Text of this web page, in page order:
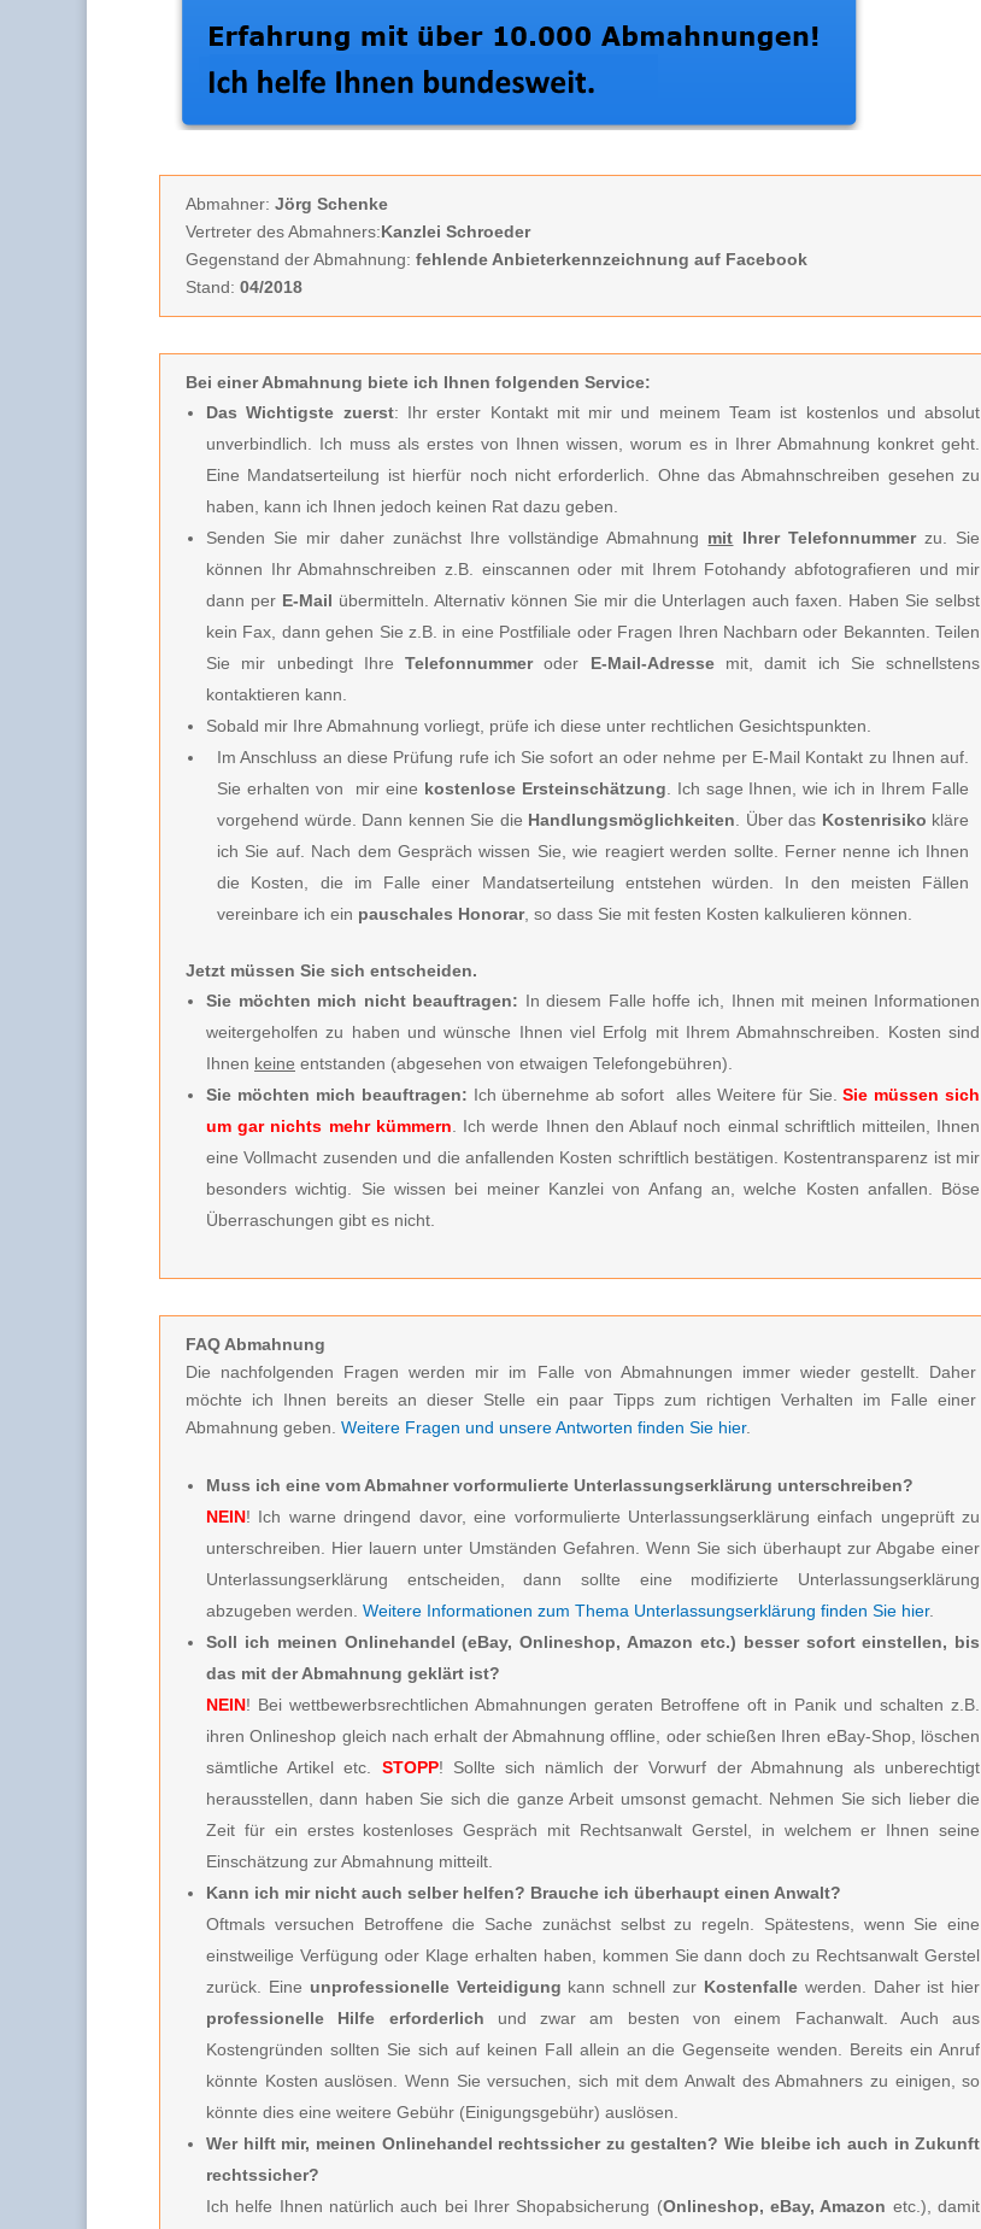
Abmahner: Jörg Schenke
Vertreter des Abmahners:Kanzlei Schroeder
Gegenstand der Abmahnung: fehlende Anbieterkennzeichnung auf Facebook
Stand: 04/2018
Bei einer Abmahnung biete ich Ihnen folgenden Service:
Das Wichtigste zuerst: Ihr erster Kontakt mit mir und meinem Team ist kostenlos und absolut
unverbindlich. Ich muss als erstes von Ihnen wissen, worum es in Ihrer Abmahnung konkret geht.
Eine Mandatserteilung ist hierfür noch nicht erforderlich. Ohne das Abmahnschreiben gesehen zu
haben, kann ich Ihnen jedoch keinen Rat dazu geben.
Senden Sie mir daher zunächst Ihre vollständige Abmahnung mit Ihrer Telefonnummerzu. Sie
können Ihr Abmahnschreiben z.B. einscannen oder mit Ihrem Fotohandy abfotografieren und mir
dann per E-Mail übermitteln. Alternativ können Sie mir die Unterlagen auch faxen. Haben Sie selbst
kein Fax, dann gehen Sie z.B. in eine Postfiliale oder Fragen Ihren Nachbarn oder Bekannten. Teilen
Sie mir unbedingt IhreTelefonnummeroder E-Mail-Adressemit, damit ich Sie schnellstens
kontaktieren kann.
Sobald mir Ihre Abmahnung vorliegt, prüfe ich diese unter rechtlichen Gesichtspunkten.
Im Anschluss an diese Prüfung rufe ich Siesofort an oder nehme per E-Mail Kontakt zu Ihnen auf.
Sie erhalten von
mir eine kostenlose Ersteinschätzung . Ich sage Ihnen, wie ich in Ihrem Falle
vorgehend würde. Dann kennen Sie die Handlungsmöglichkeiten . Über das Kostenrisiko kläre
ich Sie auf. Nach dem Gespräch wissen Sie, wie reagiert werden sollte. Ferner nenne ich Ihnen
die Kosten, die im Falle einer Mandatserteilung entstehen würden. In den meisten Fällen
vereinbare ich ein pauschales Honorar, so dass Sie mit festen Kosten kalkulieren können.
Jetzt müssen Sie sich entscheiden.
Sie möchten mich nicht beauftragen: In diesem Falle hoffe ich, Ihnen mit meinen Informationen
weitergeholfen zu haben und wünsche Ihnen viel Erfolg mit Ihrem Abmahnschreiben. Kosten sind
Ihnen keine entstanden (abgesehen von etwaigen Telefongebühren).
Sie möchten mich beauftragen: Ich übernehme ab sofort alles Weitere für Sie.Sie müssen sich
um gar nichts mehr kümmern . Ich werde Ihnen den Ablauf noch einmal schriftlich mitteilen, Ihnen
eine Vollmacht zusenden und die anfallenden Kosten schriftlich bestätigen. Kostentransparenz ist mir
besonders wichtig. Sie wissen bei meiner Kanzlei von Anfang an, welche Kosten anfallen. Böse
Überraschungen gibt es nicht.
FAQ Abmahnung
Die nachfolgenden Fragen werden mir im Falle von Abmahnungen immer wieder gestellt. Daher
möchte ich Ihnen bereits an dieser Stelle ein paar Tipps zum richtigen Verhalten im Falle einer
Abmahnung geben. Weitere Fragen und unsere Antworten finden Sie hier.
Muss ich eine vom Abmahner vorformulierte Unterlassungserklärung unterschreiben?
NEIN! Ich warne dringend davor, eine vorformulierte Unterlassungserklärung einfach ungeprüft zu
unterschreiben. Hier lauern unter Umständen Gefahren. Wenn Sie sich überhaupt zur Abgabe einer
Unterlassungserklärung entscheiden, dann sollte eine modifizierte Unterlassungserklärung
abzugeben werden. Weitere Informationen zum Thema Unterlassungserklärung finden Sie hier.
Soll ich meinen Onlinehandel (eBay, Onlineshop, Amazon etc.) besser sofort einstellen, bis
das mit der Abmahnung geklärt ist?
NEIN! Bei wettbewerbsrechtlichen Abmahnungen geraten Betroffene oft in Panik und schalten z.B.
ihren Onlineshop gleich nach erhalt der Abmahnung offline, oder schießen Ihren eBay-Shop, löschen
sämtliche Artikel etc. STOPP! Sollte sich nämlich der Vorwurf der Abmahnung als unberechtigt
herausstellen, dann haben Sie sich die ganze Arbeit umsonst gemacht. Nehmen Sie sich lieber die
Zeit für ein erstes kostenloses Gespräch mit Rechtsanwalt Gerstel, in welchem er Ihnen seine
Einschätzung zur Abmahnung mitteilt.
Kann ich mir nicht auch selber helfen? Brauche ich überhaupt einen Anwalt?
Oftmals versuchen Betroffene die Sache zunächst selbst zu regeln. Spätestens, wenn Sie eine
einstweilige Verfügung oder Klage erhalten haben, kommen Sie dann doch zu Rechtsanwalt Gerstel
zurück. Eine unprofessionelle Verteidigung kann schnell zur Kostenfallewerden. Daher ist hier
professionelle Hilfe erforderlich und zwar am besten von einem Fachanwalt. Auch aus
Kostengründen sollten Sie sich auf keinen Fall allein an die Gegenseite wenden. Bereits ein Anruf
könnte Kosten auslösen. Wenn Sie versuchen, sich mit dem Anwalt des Abmahners zu einigen, so
könnte dies eine weitere Gebühr (Einigungsgebühr) auslösen.
Wer hilft mir, meinen Onlinehandel rechtssicher zu gestalten? Wie bleibe ich auch in Zukunft
rechtssicher?
Ich helfe Ihnen natürlich auch bei Ihrer Shopabsicherung (Onlineshop, eBay, Amazon etc.), damit